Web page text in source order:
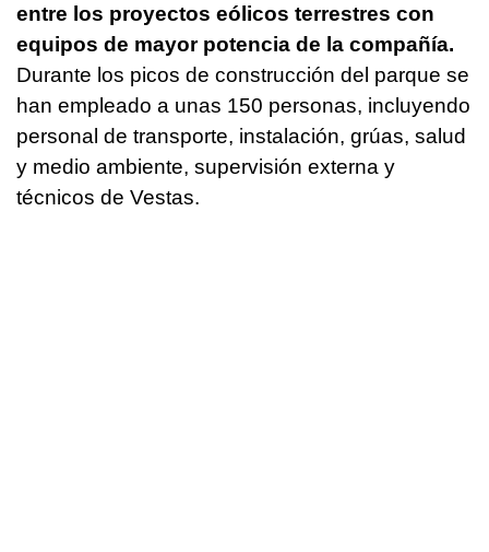
entre los proyectos eólicos terrestres con
equipos de mayor potencia de la compañía.
Durante los picos de construcción del parque se
han empleado a unas 150 personas, incluyendo
personal de transporte, instalación, grúas, salud
y medio ambiente, supervisión externa y
técnicos de Vestas.